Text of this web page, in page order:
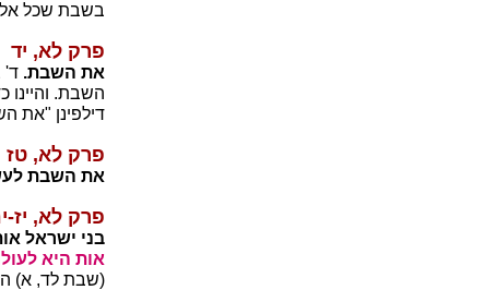
בשבת שכל
פרק לא, יד
את השבת. ד'
השבת.
דילפינן "את
פרק לא, טז
את השבת
פרק לא, יז-
בני ישראל
אות היא
(שבת לד, א)